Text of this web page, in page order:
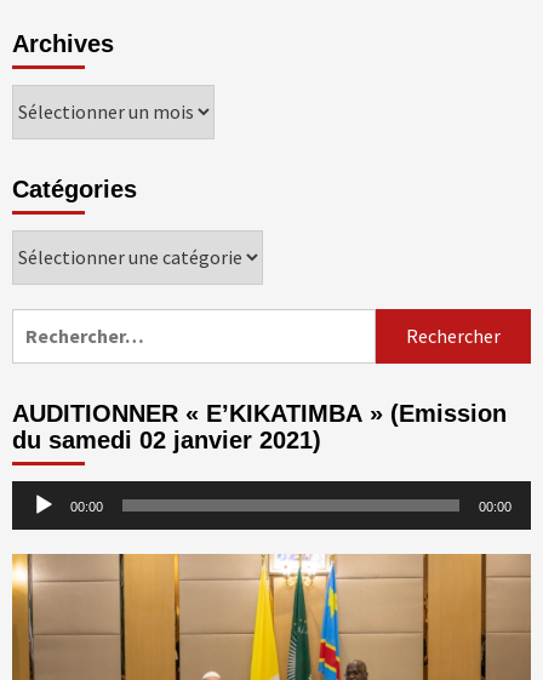
Archives
Archives
Catégories
Catégories
AUDITIONNER « E’KIKATIMBA » (Emission
du samedi 02 janvier 2021)
Lecteur 00:00 00:00